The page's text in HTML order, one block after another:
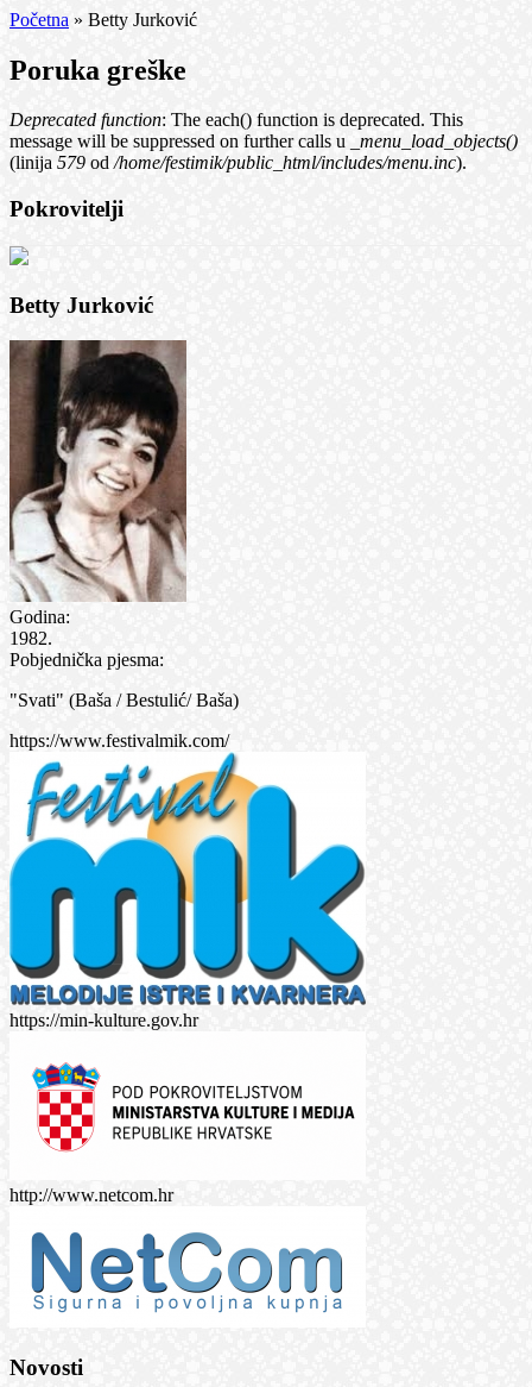
Početna » Betty Jurković
Poruka greške
Deprecated function: The each() function is deprecated. This
message will be suppressed on further calls u
_menu_load_objects()
(linija 579 od/home/festimik/public_html/includes/menu.inc).
Pokrovitelji
Betty Jurković
Godina:
1982.
Pobjednička pjesma:
"Svati" (Baša / Bestulić/ Baša)
https://www.festivalmik.com/
https://min-kulture.gov.hr
http://www.netcom.hr
Novosti